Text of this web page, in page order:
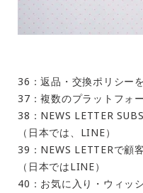
36：返品・交換ポリシー
37：複数のプラットフォ
38：NEWS LETTER
（日本では、LINE）
39：NEWS LETTERで顧
（日本ではLINE）
40：お気に入り・ウィッ